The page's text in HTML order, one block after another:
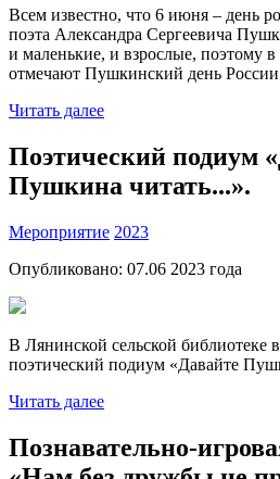
Всем известно, что 6 июня – день
поэта Александра Сергеевича
и маленькие, и взрослые, поэтому в
отмечают Пушкинский день
Читать далее
Поэтический подиум
Пушкина читать...».
Мероприятие 2023
Опубликовано: 07.06 2023 года
В Лянинской сельской
поэтический подиум «Давайте
Читать далее
Познавательно-